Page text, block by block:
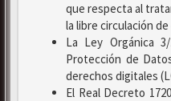
que respecta al
la libre circulación
La Ley Orgánica
Protección de
derechos digitales
El Real Decreto